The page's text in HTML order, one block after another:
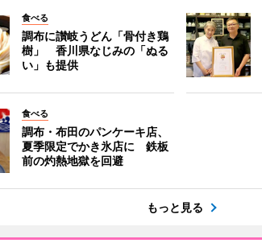
食べる
調布に讃岐うどん「骨付き鶏
樹」 香川県なじみの「ぬる
い」も提供
食べる
調布・布田のパンケーキ店、
夏季限定でかき氷店に 鉄板
前の灼熱地獄を回避
もっと見る